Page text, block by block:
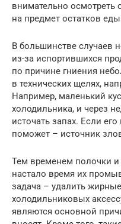
внимательно
на предмет остатков
В большинстве случаев
из-за испортившихся
по причине гниения
в технических щелях,
Например, маленький
холодильника, и через
источать запах. Если
поможет – источник
Тем временем полочки
настало время их
задача – удалить
холодильниковых
являются основной